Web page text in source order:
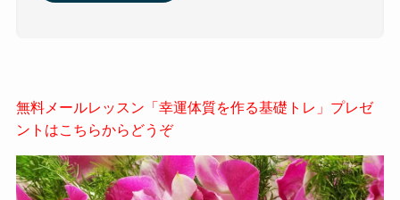
無料メールレッスン「幸運体質を作る基礎トレ」プレゼ
ントはこちらからどうぞ